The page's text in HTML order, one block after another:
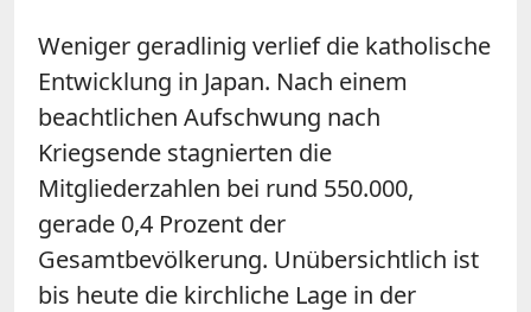
Weniger geradlinig verlief die katholische
Entwicklung in Japan. Nach einem
beachtlichen Aufschwung nach
Kriegsende stagnierten die
Mitgliederzahlen bei rund 550.000,
gerade 0,4 Prozent der
Gesamtbevölkerung. Unübersichtlich ist
bis heute die kirchliche Lage in der